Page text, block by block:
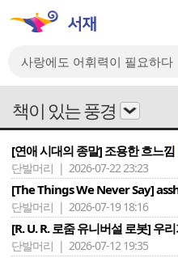
책이 있는 풍경
[연애 시대의 종말] 조용한 흐느낌
단발머리 | 2026-07-22 23:23
[The Things We Never Say]
단발머리 | 2026-07-19 18:16
[R. U. R. 로줌 유니버설 로봇] 우
단발머리 | 2026-07-12 19:35